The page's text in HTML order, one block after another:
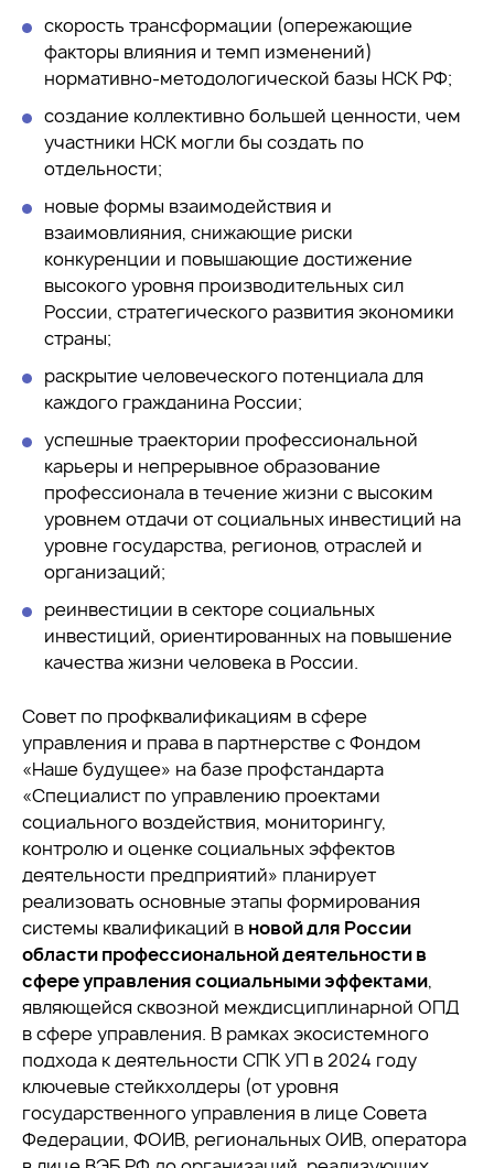
скорость трансформации (опережающие
факторы влияния и темп изменений)
нормативно-методологической базы НСК РФ;
создание коллективно большей ценности, чем
участники НСК могли бы создать по
отдельности;
новые формы взаимодействия и
взаимовлияния, снижающие риски
конкуренции и повышающие достижение
высокого уровня производительных сил
России, стратегического развития экономики
страны;
раскрытие человеческого потенциала для
каждого гражданина России;
успешные траектории профессиональной
карьеры и непрерывное образование
профессионала в течение жизни с высоким
уровнем отдачи от социальных инвестиций на
уровне государства, регионов, отраслей и
организаций;
реинвестиции в секторе социальных
инвестиций, ориентированных на повышение
качества жизни человека в России.
Совет по профквалификациям в сфере
управления и права в партнерстве с Фондом
«Наше будущее» на базе профстандарта
«Специалист по управлению проектами
социального воздействия, мониторингу,
контролю и оценке социальных эффектов
деятельности предприятий» планирует
реализовать основные этапы формирования
системы квалификаций в новой для России
области профессиональной деятельности в
сфере управления социальными эффектами,
являющейся сквозной междисциплинарной ОПД
в сфере управления. В рамках экосистемного
подхода к деятельности СПК УП в 2024 году
ключевые стейкхолдеры (от уровня
государственного управления в лице Совета
Федерации, ФОИВ, региональных ОИВ, оператора